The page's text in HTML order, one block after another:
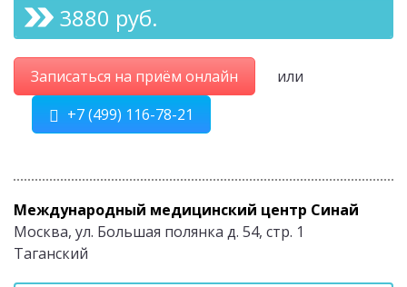
3880 руб.
Записаться на приём онлайн
или
+7 (499) 116-78-21
Международный медицинский центр Синай
Москва, ул. Большая полянка д. 54, стр. 1
Таганский